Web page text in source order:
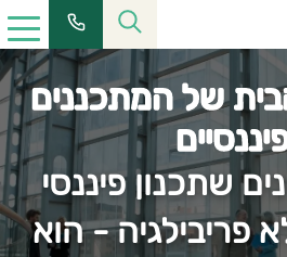
של המתכננים
שתכנון פיננסי
פריבילגיה - הוא